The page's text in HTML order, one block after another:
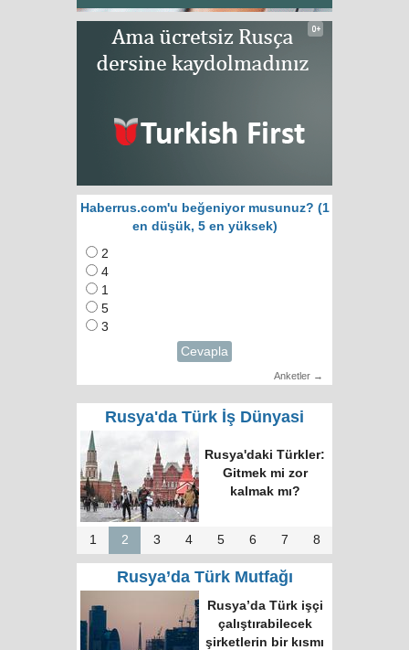
Haberrus.com'u beğeniyor musunuz? (1
en düşük, 5 en yüksek)
2
4
1
5
3
Cevapla
Anketler →
Rusya'da Türk İş Dünyasi
Rusya'daki Türkler:
Gitmek mi zor
kalmak mı?
1 2 3 4 5 6 7 8
Rusya’da Türk Mutfağı
Rusya’da Türk işçi
çalıştırabilecek
şirketlerin bir kısmı